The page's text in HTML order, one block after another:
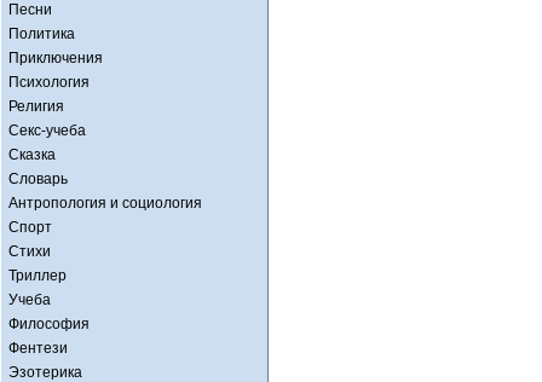
Песни
Политика
Приключения
Психология
Религия
Секс-учеба
Сказка
Словарь
Антропология и социология
Спорт
Стихи
Триллер
Учеба
Философия
Фентези
Эзотерика